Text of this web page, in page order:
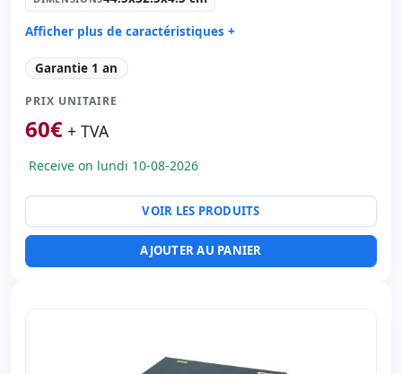
Afficher plus de caractéristiques +
Générale imprimante:
Ports réseau: 24x Ethernet 100 Mbps. · 2x Ethernet
1000 Mbps. · 2x Fibre 1000 Mbps.
Dimensions:
Poids:
4.50 Kg.
Garantie 1 an
PRIX UNITAIRE
60€ + TVA
Receive on lundi 10-08-2026
VOIR LES PRODUITS
AJOUTER AU PANIER